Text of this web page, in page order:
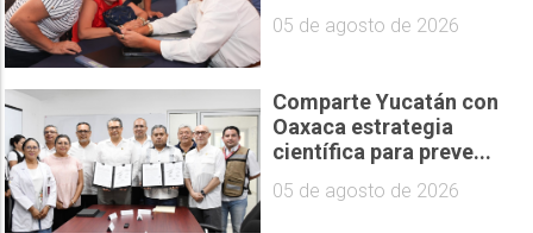
05 de agosto de 2026
Comparte Yucatán con
Oaxaca estrategia
científica para preve...
05 de agosto de 2026